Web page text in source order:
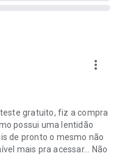
o futuro da criação
more_vert
gratuito, fiz a compra
possui uma lentidão
de pronto o mesmo não
mais pra acessar... Não